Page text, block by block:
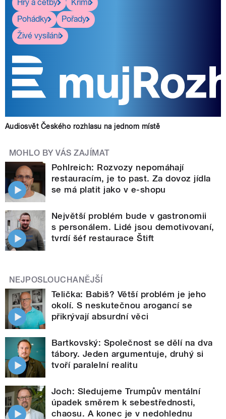
Hry a četby
Krimi
Pohádky
Pořady
Živé vysílání
Audiosvět Českého rozhlasu na jednom místě
MOHLO BY VÁS ZAJÍMAT
Pohlreich: Rozvozy nepomáhají
restauracím, je to past. Za dovoz jídla
se má platit jako v e-shopu
Největší problém bude v gastronomii
s personálem. Lidé jsou demotivovaní,
tvrdí šéf restaurace Štift
NEJPOSLOUCHANĚJŠÍ
Telička: Babiš? Větší problém je jeho
okolí. S neskutečnou arogancí se
přikrývají absurdní věci
Bartkovský: Společnost se dělí na dva
tábory. Jeden argumentuje, druhý si
tvoří paralelní realitu
Joch: Sledujeme Trumpův mentální
úpadek směrem k sebestřednosti,
chaosu. A konec je v nedohlednu